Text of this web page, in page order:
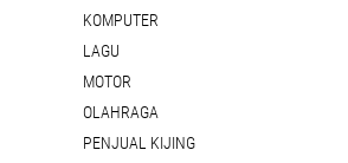
KOMPUTER
LAGU
MOTOR
OLAHRAGA
PENJUAL KIJING